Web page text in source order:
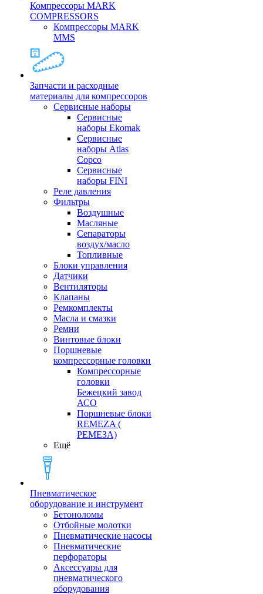
Компрессоры MARK
COMPRESSORS
Компрессоры MARK
MMS
Запчасти и расходные
материалы для компрессоров
Cервисные наборы
Сервисные
наборы Ekomak
Cервисные
наборы Atlas
Copco
Сервисные
наборы FINI
Реле давления
Фильтры
Воздушные
Масляные
Сепараторы
воздух/масло
Топливные
Блоки управления
Датчики
Вентиляторы
Клапаны
Ремкомплекты
Масла и смазки
Ремни
Винтовые блоки
Поршневые
компрессорные головки
Компрессорные
головки
Бежецкий завод
АСО
Поршневые блоки
REMEZA (
РЕМЕЗА)
Ещё
Пневматическое
оборудование и инструмент
Бетоноломы
Отбойные молотки
Пневматические насосы
Пневматические
перфораторы
Аксессуары для
пневматического
оборудования